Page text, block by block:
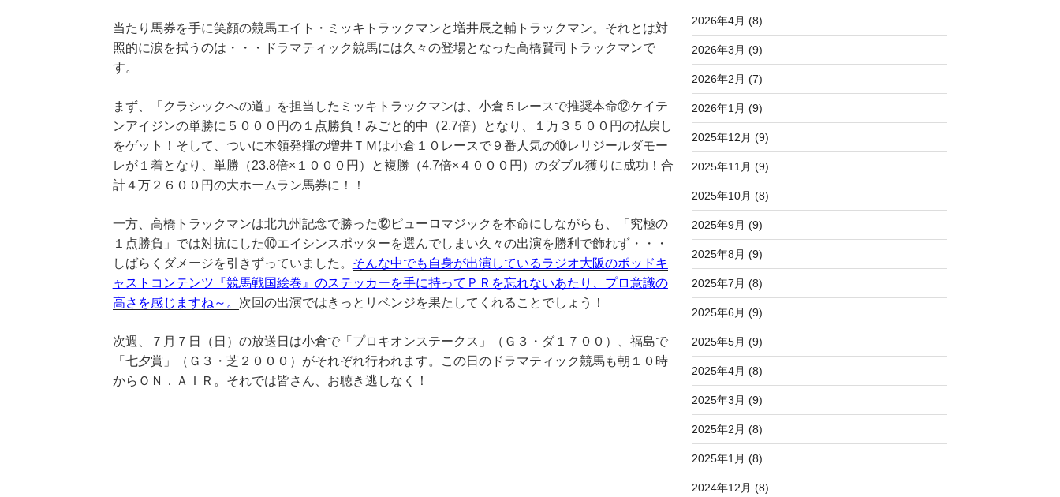
当たり馬券を手に笑顔の競馬エイト・ミッキトラックマンと増井辰之輔トラックマン。それとは対
照的に涙を拭うのは・・・ドラマティック競馬には久々の登場となった高橋賢司トラックマンで
す。
まず、「クラシックへの道」を担当したミッキトラックマンは、小倉５レースで推奨本命⑫ケイテ
ンアイジンの単勝に５０００円の１点勝負！みごと的中（2.7倍）となり、１万３５００円の払戻し
をゲット！そして、ついに本領発揮の増井ＴＭは小倉１０レースで９番人気の⑩レリジールダモー
レが１着となり、単勝（23.8倍×１０００円）と複勝（4.7倍×４０００円）のダブル獲りに成功！合
計４万２６００円の大ホームラン馬券に！！
一方、高橋トラックマンは北九州記念で勝った⑫ピューロマジックを本命にしながらも、「究極の
１点勝負」では対抗にした⑩エイシンスポッターを選んでしまい久々の出演を勝利で飾れず・・・
しばらくダメージを引きずっていました。 そんな中でも自身が出演しているラジオ大阪のポッドキ
ャストコンテンツ『競馬戦国絵巻』のステッカーを手に持ってＰＲを忘れないあたり、プロ意識の
高さを感じますね～。 次回の出演ではきっとリベンジを果たしてくれることでしょう！
次週、７月７日（日）の放送日は小倉で「プロキオンステークス」（Ｇ３・ダ１７００）、福島で
「七夕賞」（Ｇ３・芝２０００）がそれぞれ行われます。この日のドラマティック競馬も朝１０時
からＯＮ．ＡＩＲ。それでは皆さん、お聴き逃しなく！
2026年4月 (8)
2026年3月 (9)
2026年2月 (7)
2026年1月 (9)
2025年12月 (9)
2025年11月 (9)
2025年10月 (8)
2025年9月 (9)
2025年8月 (9)
2025年7月 (8)
2025年6月 (9)
2025年5月 (9)
2025年4月 (8)
2025年3月 (9)
2025年2月 (8)
2025年1月 (8)
2024年12月 (8)